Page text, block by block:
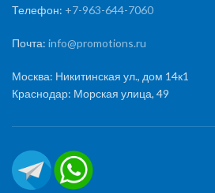
Телефон: +7-963-644-7060
Почта: info@promotions.ru
Москва: Никитинская ул., дом 14к1
Краснодар: Морская улица, 49